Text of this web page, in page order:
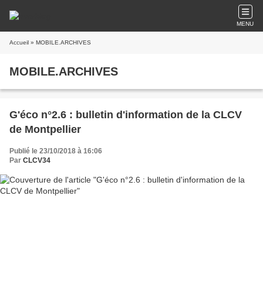
MENU
Accueil » MOBILE.ARCHIVES
MOBILE.ARCHIVES
G'éco n°2.6 : bulletin d'information de la CLCV
de Montpellier
Publié le 23/10/2018 à 16:06
Par CLCV34